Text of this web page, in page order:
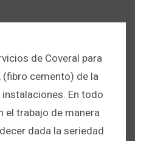
de Coveral para
cemento) de la
En todo
el trabajo de manera
dada la seriedad